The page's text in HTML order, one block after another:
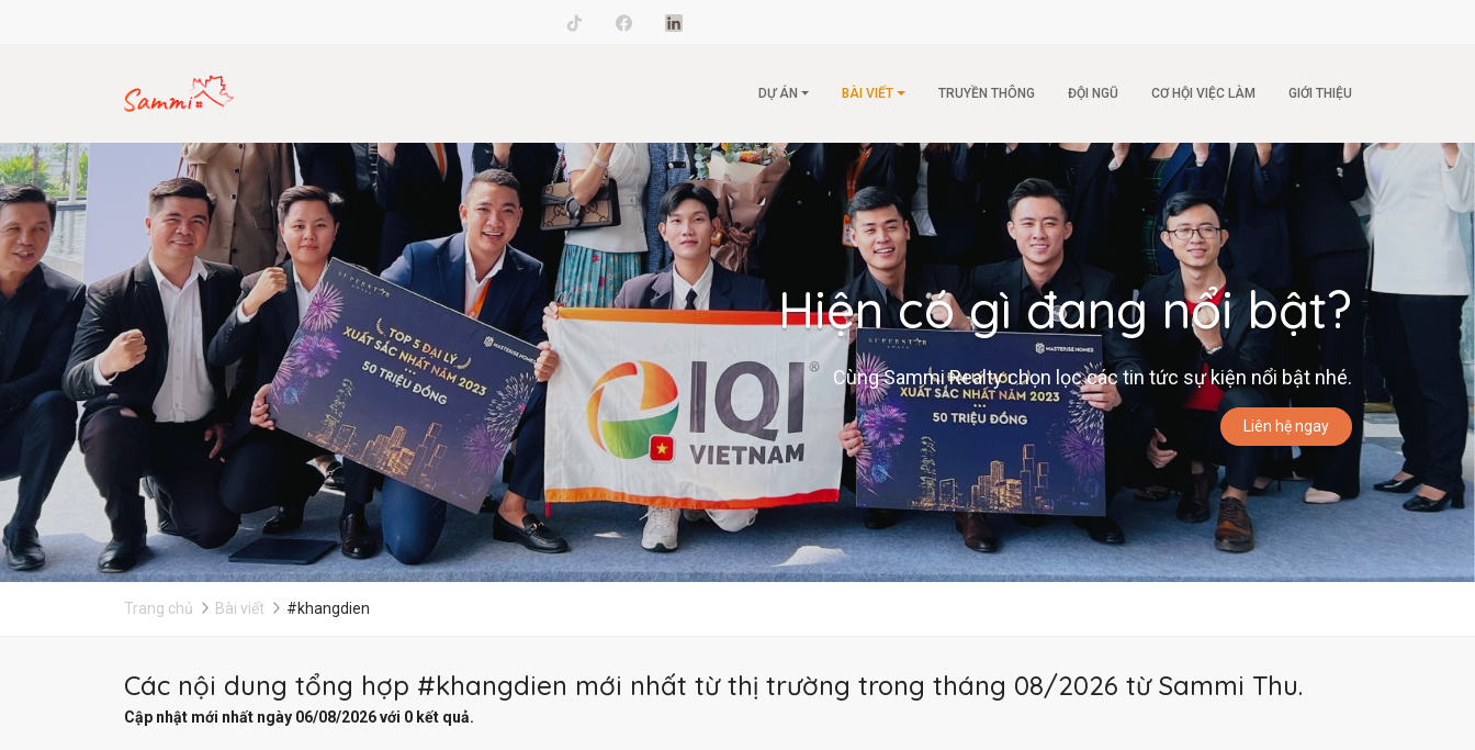
DỰ ÁN BÀI VIẾT TRUYỀN THÔNG ĐỘI NGŨ CƠ HỘI VIỆC LÀM GIỚI THIỆU
Hiện có gì đang nổi bật?
Cùng Sammi Realty chọn lọc các tin tức sự kiện nổi bật nhé.
Liên hệ ngay
Trang chủ Bài viết #khangdien
Các nội dung tổng hợp #khangdien mới nhất từ thị trường trong tháng 08/2026 từ Sammi Thu.
Cập nhật mới nhất ngày 06/08/2026 với 0 kết quả.